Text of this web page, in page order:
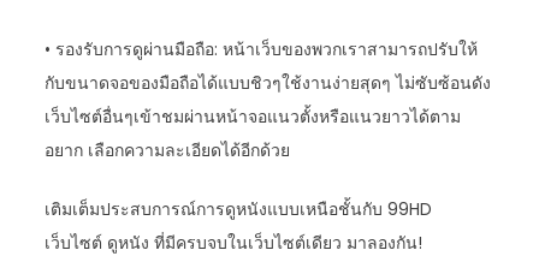
• รองรับการดูผ่านมือถือ: หน้าเว็บของพวกเราสามารถปรับให้
กับขนาดจอของมือถือได้แบบชิวๆใช้งานง่ายสุดๆ ไม่ซับซ้อนดัง
เว็บไซต์อื่นๆเข้าชมผ่านหน้าจอแนวตั้งหรือแนวยาวได้ตาม
อยาก เลือกความละเอียดได้อีกด้วย
เติมเต็มประสบการณ์การดูหนังแบบเหนือชั้นกับ 99HD
เว็บไซต์ ดูหนัง ที่มีครบจบในเว็บไซต์เดียว มาลองกัน!